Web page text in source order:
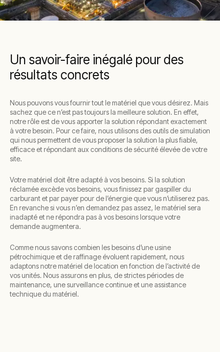
Un savoir-faire inégalé pour des
résultats concrets
Nous pouvons vous fournir tout le matériel que vous désirez. Mais
sachez que ce n’est pas toujours la meilleure solution. En effet,
notre rôle est de vous apporter la solution répondant exactement
à votre besoin. Pour ce faire, nous utilisons des outils de simulation
qui nous permettent de vous proposer la solution la plus fiable,
efficace et répondant aux conditions de sécurité élevée de votre
site.
Votre matériel doit être adapté à vos besoins. Si la solution
réclamée excède vos besoins, vous finissez par gaspiller du
carburant et par payer pour de l’énergie que vous n’utiliserez pas.
En revanche si vous n’en demandez pas assez, le matériel sera
inadapté et ne répondra pas à vos besoins lorsque votre
demande augmentera.
Comme nous savons combien les besoins d’une usine
pétrochimique et de raffinage évoluent rapidement, nous
adaptons notre matériel de location en fonction de l’activité de
vos unités. Nous assurons en plus, de strictes périodes de
maintenance, une surveillance continue et une assistance
technique du matériel.